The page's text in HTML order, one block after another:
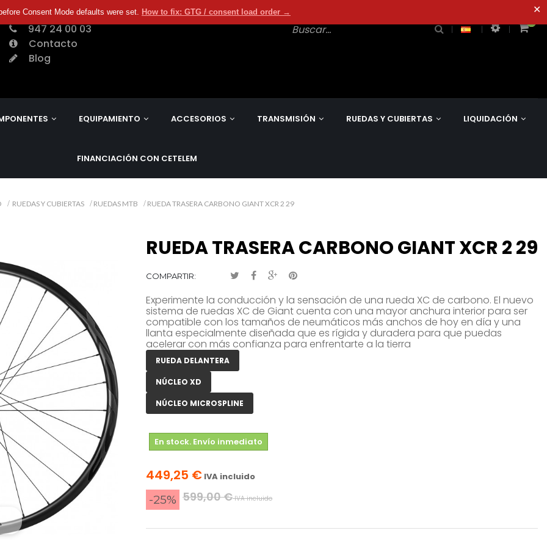
Consent Mode defaults were set. How to fix: GTG / consent load order → ✕
947 24 00 03
Contacto
Blog
0
0
EQUIPAMIENTO ACCESORIOS TRANSMISIÓN RUEDAS Y CUBIERTAS LIQUIDACIÓN
FINANCIACIÓN CON CETELEM
RUEDAS Y CUBIERTAS RUEDAS MTB RUEDA TRASERA CARBONO GIANT XCR 2 29
RUEDA TRASERA CARBONO GIANT XCR 2 29
COMPARTIR:
Experimente la conducción y la sensación de una rueda XC de carbono. El nuevo
sistema de ruedas XC de Giant cuenta con una mayor anchura interior para ser
compatible con los tamaños de neumáticos más anchos de hoy en día y una
llanta especialmente diseñada que es rígida y duradera para que puedas
acelerar con más confianza para enfrentarte a la tierra
RUEDA DELANTERA
NÚCLEO XD
NÚCLEO MICROSPLINE
En stock. Envío inmediato
449,25 € IVA incluido
-25% 599,00 €IVA incluido